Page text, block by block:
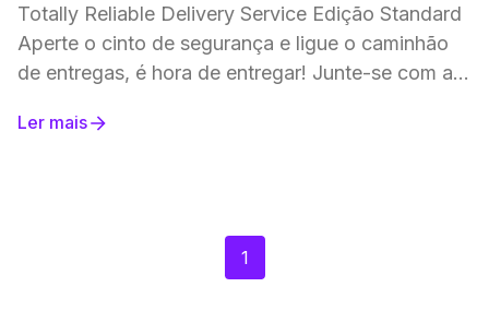
Totally Reliable Delivery Service Edição Standard
Aperte o cinto de segurança e ligue o caminhão
de entregas, é hora de entregar! Junte-se com até
Ler mais
1